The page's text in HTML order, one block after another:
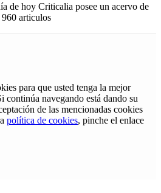
de hoy Criticalia posee un acervo de
articulos
para que usted tenga la mejor
continúa navegando está dando su
de las mencionadas cookies
política de cookies, pinche el enlace